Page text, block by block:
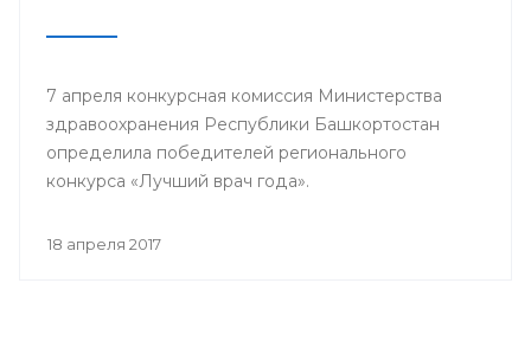
7 апреля конкурсная комиссия Министерства
здравоохранения Республики Башкортостан
определила победителей регионального
конкурса «Лучший врач года».
18 апреля 2017